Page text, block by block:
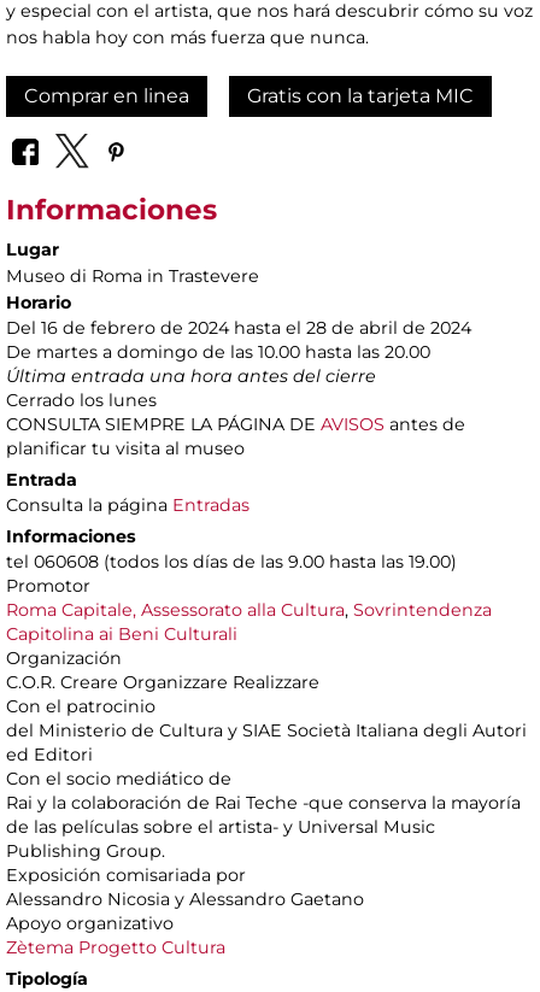
y especial con el artista, que nos hará descubrir cómo su voz
nos habla hoy con más fuerza que nunca.
Comprar en linea Gratis con la tarjeta MIC
Informaciones
Lugar
Museo di Roma in Trastevere
Horario
Del 16 de febrero de 2024 hasta el 28 de abril de 2024
De martes a domingo de las 10.00 hasta las 20.00
Última entrada una hora antes del cierre
Cerrado los lunes
CONSULTA SIEMPRE LA PÁGINA DE AVISOS antes de
planificar tu visita al museo
Entrada
Consulta la página Entradas
Informaciones
tel 060608 (todos los días de las 9.00 hasta las 19.00)
Promotor
Roma Capitale, Assessorato alla Cultura, Sovrintendenza
Capitolina ai Beni Culturali
Organización
C.O.R. Creare Organizzare Realizzare
Con el patrocinio
del Ministerio de Cultura y SIAE Società Italiana degli Autori
ed Editori
Con el socio mediático de
Rai y la colaboración de Rai Teche -que conserva la mayoría
de las películas sobre el artista- y Universal Music
Publishing Group.
Exposición comisariada por
Alessandro Nicosia y Alessandro Gaetano
Apoyo organizativo
Zètema Progetto Cultura
Tipología